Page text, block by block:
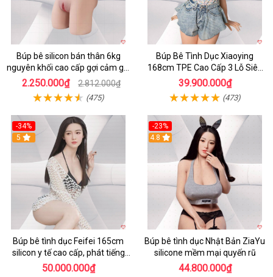
Búp bê silicon bán thân 6kg
nguyên khối cao cấp gợi cảm giá
tốt
2.250.000₫ 2.812.000₫
(475)
Búp Bê Tình Dục Xiaoying
168cm TPE Cao Cấp 3 Lỗ Siêu
Thật
39.900.000₫
(473)
-34%
5
Búp bê tình dục Feifei 165cm
silicon y tế cao cấp, phát tiếng
thật, chơi cực đã
50.000.000₫
-23%
4.8
Búp bê tình dục Nhật Bản ZiaYu
silicone mềm mại quyến rũ
44.800.000₫